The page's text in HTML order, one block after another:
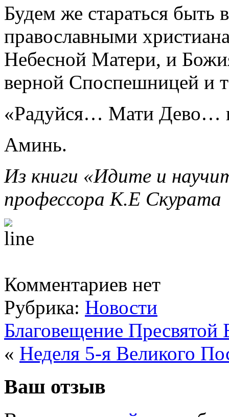
Будем же стараться быть
православными
Небесной Матери, и
верной Споспешницей и
«Радуйся… Мати Дево…
Аминь.
Из книги «Идите и
профессора К.Е Скурата
Комментариев нет
Рубрика: Новости
Благовещение
« Неделя 5-я Великого
Ваш отзыв